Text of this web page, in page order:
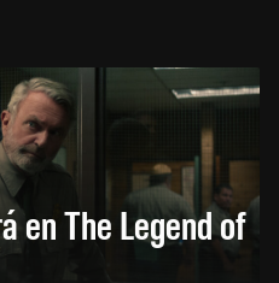
en The Legend of